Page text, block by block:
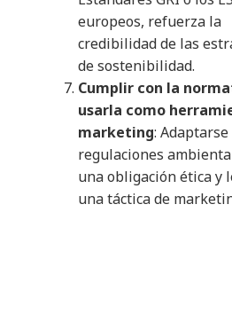
europeos, refuerza la
credibilidad de las
de sostenibilidad.​
Cumplir con la
usarla como
marketing: Adaptarse
regulaciones
una obligación ética y
una táctica de